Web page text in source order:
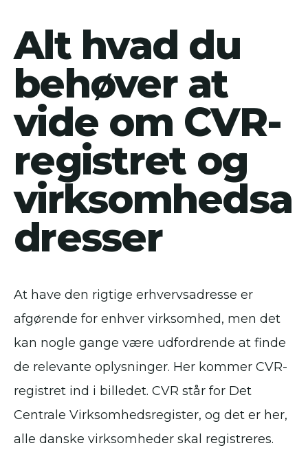
Alt hvad du
behøver at
vide om CVR-
registret og
virksomhedsa
dresser
At have den rigtige erhvervsadresse er
afgørende for enhver virksomhed, men det
kan nogle gange være udfordrende at finde
de relevante oplysninger. Her kommer CVR-
registret ind i billedet. CVR står for Det
Centrale Virksomhedsregister, og det er her,
alle danske virksomheder skal registreres.